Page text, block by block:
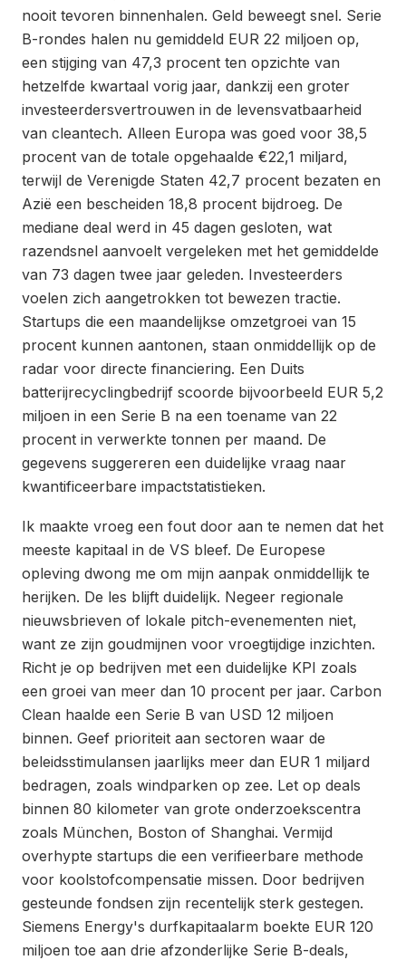
nooit tevoren binnenhalen. Geld beweegt snel. Serie
B-rondes halen nu gemiddeld EUR 22 miljoen op,
een stijging van 47,3 procent ten opzichte van
hetzelfde kwartaal vorig jaar, dankzij een groter
investeerdersvertrouwen in de levensvatbaarheid
van cleantech. Alleen Europa was goed voor 38,5
procent van de totale opgehaalde €22,1 miljard,
terwijl de Verenigde Staten 42,7 procent bezaten en
Azië een bescheiden 18,8 procent bijdroeg. De
mediane deal werd in 45 dagen gesloten, wat
razendsnel aanvoelt vergeleken met het gemiddelde
van 73 dagen twee jaar geleden. Investeerders
voelen zich aangetrokken tot bewezen tractie.
Startups die een maandelijkse omzetgroei van 15
procent kunnen aantonen, staan onmiddellijk op de
radar voor directe financiering. Een Duits
batterijrecyclingbedrijf scoorde bijvoorbeeld EUR 5,2
miljoen in een Serie B na een toename van 22
procent in verwerkte tonnen per maand. De
gegevens suggereren een duidelijke vraag naar
kwantificeerbare impactstatistieken.
Ik maakte vroeg een fout door aan te nemen dat het
meeste kapitaal in de VS bleef. De Europese
opleving dwong me om mijn aanpak onmiddellijk te
herijken. De les blijft duidelijk. Negeer regionale
nieuwsbrieven of lokale pitch-evenementen niet,
want ze zijn goudmijnen voor vroegtijdige inzichten.
Richt je op bedrijven met een duidelijke KPI zoals
een groei van meer dan 10 procent per jaar. Carbon
Clean haalde een Serie B van USD 12 miljoen
binnen. Geef prioriteit aan sectoren waar de
beleidsstimulansen jaarlijks meer dan EUR 1 miljard
bedragen, zoals windparken op zee. Let op deals
binnen 80 kilometer van grote onderzoekscentra
zoals München, Boston of Shanghai. Vermijd
overhypte startups die een verifieerbare methode
voor koolstofcompensatie missen. Door bedrijven
gesteunde fondsen zijn recentelijk sterk gestegen.
Siemens Energy's durfkapitaalarm boekte EUR 120
miljoen toe aan drie afzonderlijke Serie B-deals,